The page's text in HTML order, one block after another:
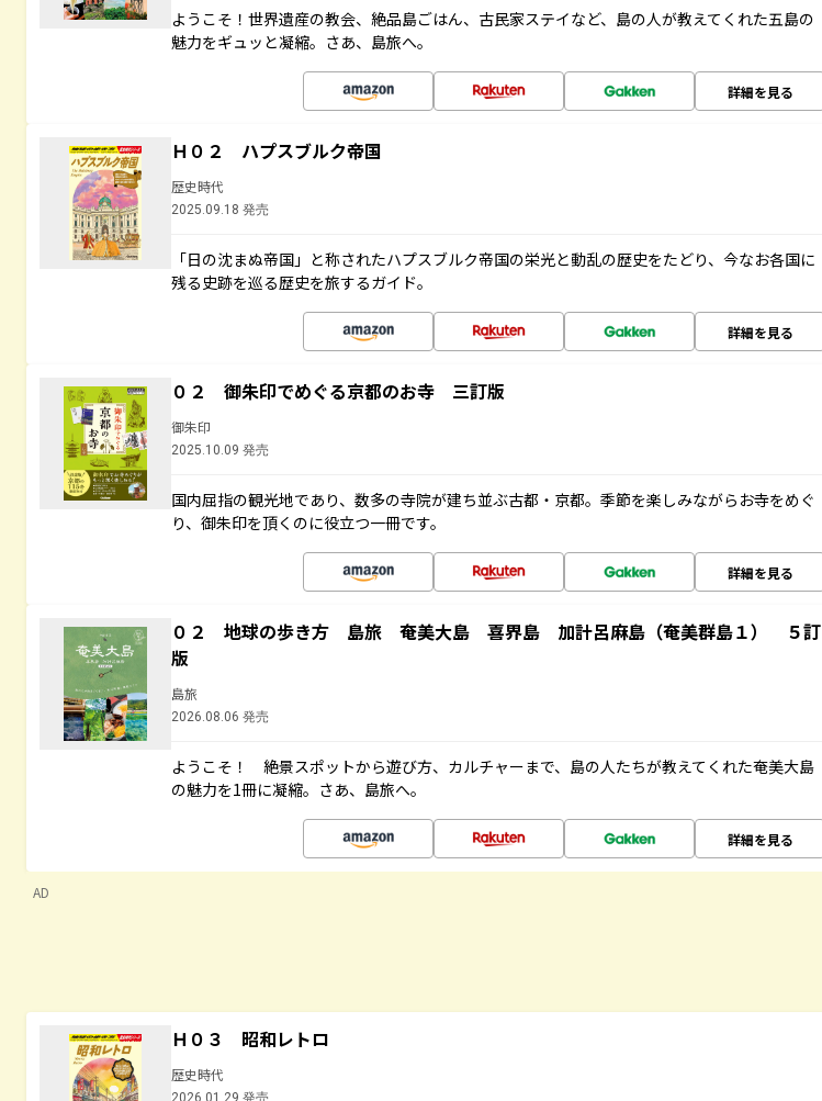
ようこそ！世界遺産の教会、絶品島ごはん、古民家ステイなど、島の人が教えてくれた五島の
魅力をギュッと凝縮。さあ、島旅へ。
詳細を見る
Ｈ０２ ハプスブルク帝国
歴史時代
2025.09.18 発売
「日の沈まぬ帝国」と称されたハプスブルク帝国の栄光と動乱の歴史をたどり、今なお各国に
残る史跡を巡る歴史を旅するガイド。
詳細を見る
０２ 御朱印でめぐる京都のお寺 三訂版
御朱印
2025.10.09 発売
国内屈指の観光地であり、数多の寺院が建ち並ぶ古都・京都。季節を楽しみながらお寺をめぐ
り、御朱印を頂くのに役立つ一冊です。
詳細を見る
０２ 地球の歩き方 島旅 奄美大島 喜界島 加計呂麻島（奄美群島１） ５訂
版
島旅
2026.08.06 発売
ようこそ！ 絶景スポットから遊び方、カルチャーまで、島の人たちが教えてくれた奄美大島
の魅力を1冊に凝縮。さあ、島旅へ。
詳細を見る
AD
Ｈ０３ 昭和レトロ
歴史時代
2026.01.29 発売